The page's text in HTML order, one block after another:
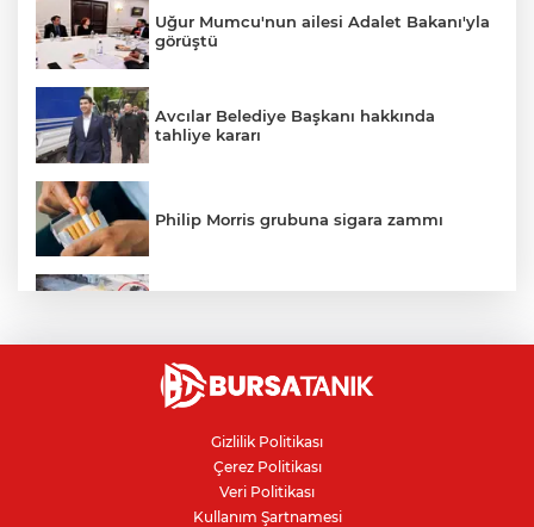
Uğur Mumcu'nun ailesi Adalet Bakanı'yla
görüştü
Avcılar Belediye Başkanı hakkında
tahliye kararı
Philip Morris grubuna sigara zammı
Nilüfer'de kaldırım işgallerine zabıta
denetimi
Bursa'da 100 dönümde hayvansal
gübreyle nektarin ve armut üretiyor
Gizlilik Politikası
Çerez Politikası
Veri Politikası
Kullanım Şartnamesi